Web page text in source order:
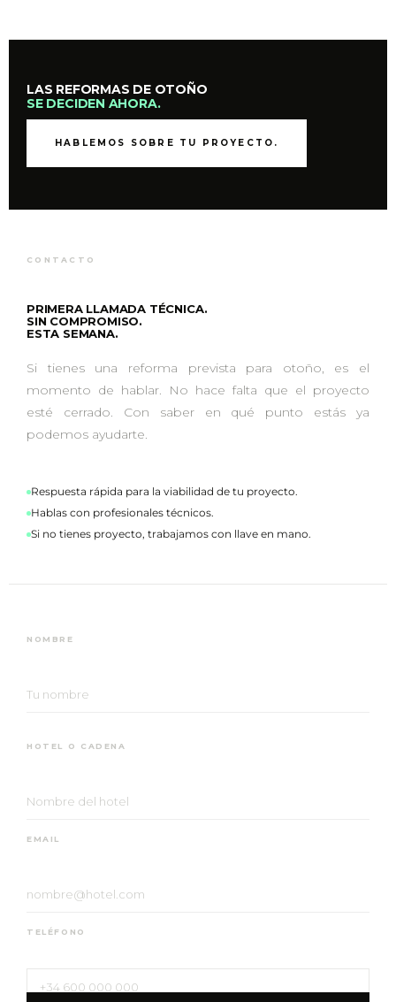
LAS REFORMAS DE OTOÑO
SE DECIDEN AHORA.
HABLEMOS SOBRE TU PROYECTO.
CONTACTO
PRIMERA LLAMADA TÉCNICA.
SIN COMPROMISO.
ESTA SEMANA.
Si tienes una reforma prevista para otoño, es el
momento de hablar. No hace falta que el proyecto
esté cerrado. Con saber en qué punto estás ya
podemos ayudarte.
Respuesta rápida para la viabilidad de tu proyecto.
Hablas con profesionales técnicos.
Si no tienes proyecto, trabajamos con llave en mano.
NOMBRE
HOTEL O CADENA
EMAIL
TELÉFONO